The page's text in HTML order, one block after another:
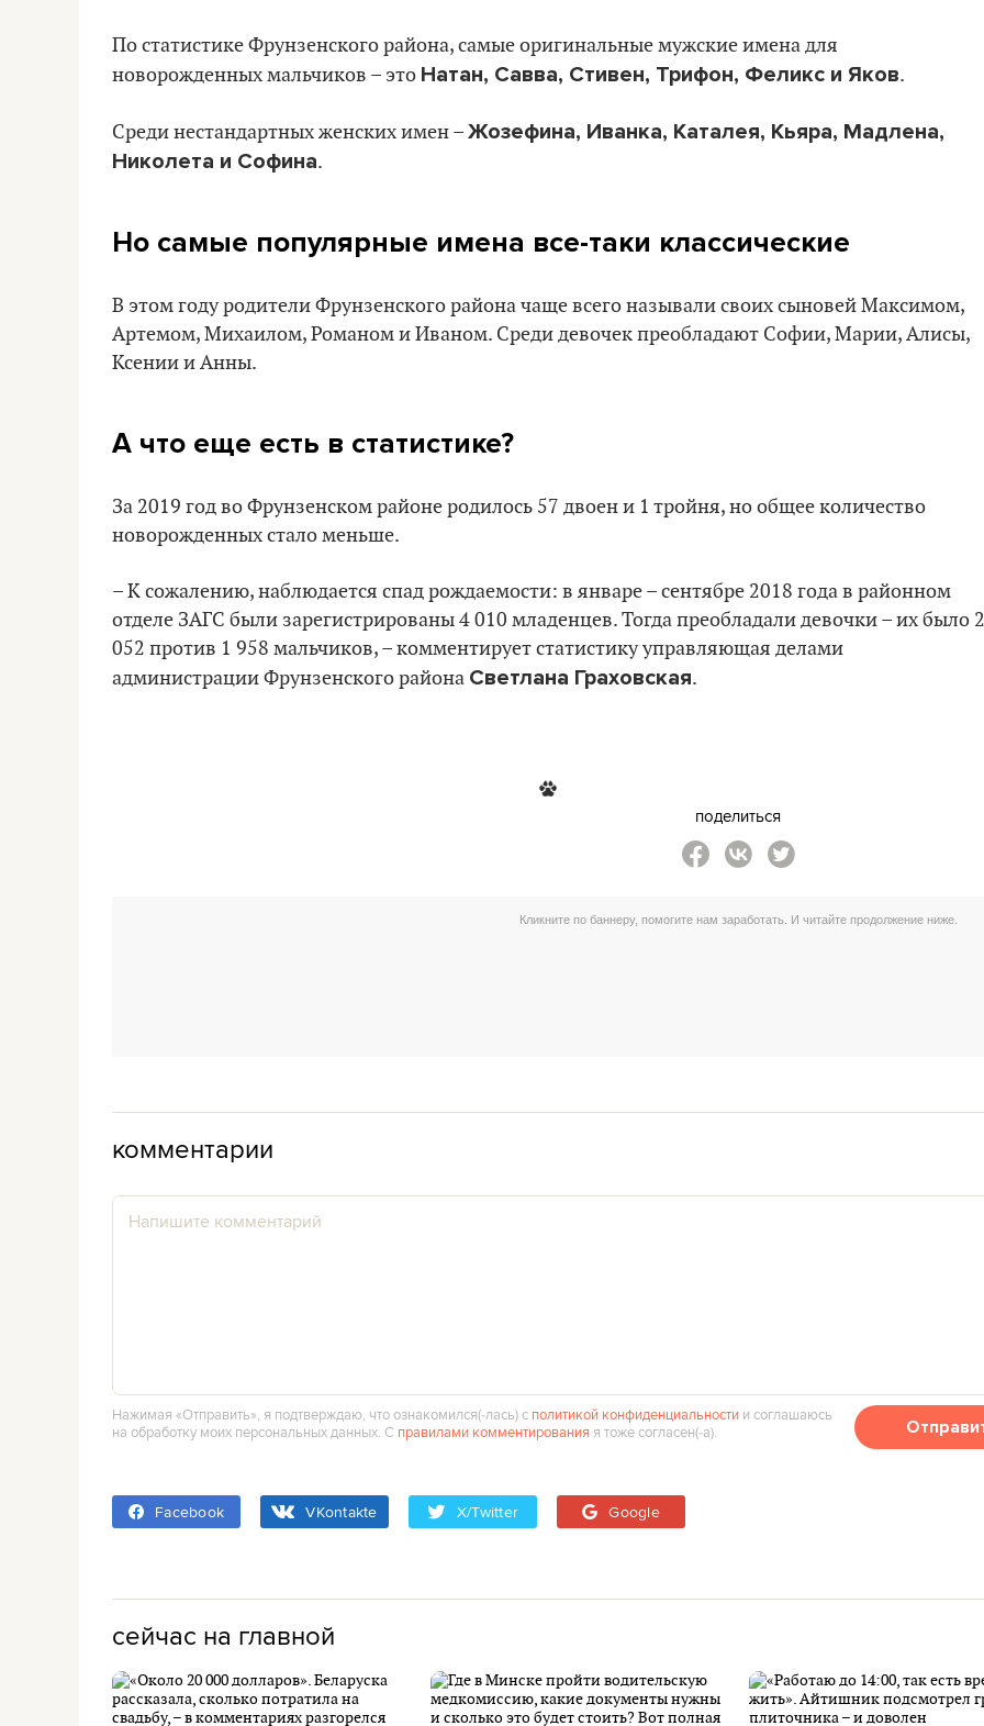
По статистике Фрунзенского района, самые оригинальные мужские имена для
новорожденных мальчиков – это Натан, Савва, Стивен, Трифон, Феликс и Яков.
Среди нестандартных женских имен –Жозефина, Иванка, Каталея, Кьяра, Мадлена,
Николета и Софина.
Но самые популярные имена все-таки классические
В этом году родители Фрунзенского района чаще всего называли своих сыновей Максимом,
Артемом, Михаилом, Романом и Иваном. Среди девочек преобладают Софии, Марии, Алисы,
Ксении и Анны.
А что еще есть в статистике?
За 2019 год во Фрунзенском районе родилось 57 двоен и 1 тройня, но общее количество
новорожденных стало меньше.
– К сожалению, наблюдается спад рождаемости: в январе – сентябре 2018 года в районном
отделе ЗАГС были зарегистрированы 4 010 младенцев. Тогда преобладали девочки – их было 2
052 против 1 958 мальчиков, – комментирует статистику управляющая делами
администрации Фрунзенского района Светлана Граховская.
поделиться
комментарии
Нажимая «Отправить», я подтверждаю, что ознакомился(‑лась) с политикой конфиденциальности и соглашаюсь
на обработку моих персональных данных. С правилами комментирования я тоже согласен(‑а).
Facebook VKontakte X/Twitter Google
сейчас на главной